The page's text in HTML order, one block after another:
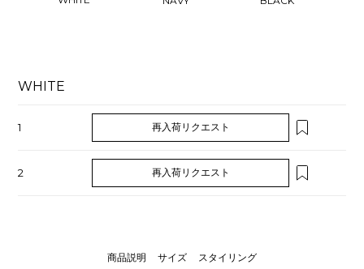
WHITE
1 再入荷リクエスト
2 再入荷リクエスト
商品説明 サイズ スタイリング